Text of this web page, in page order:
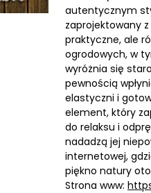
autentycznym
zaprojektowany
praktyczne, ale
ogrodowych, w
wyróżnia się
pewnością
elastyczni i
element, który
do relaksu i
nadadzą jej
internetowej,
piękno natury
Strona www: